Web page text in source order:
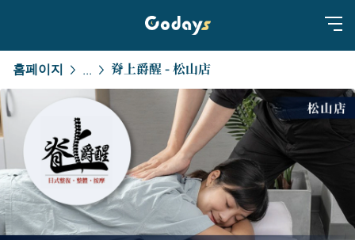
홈페이지 ... 脊上爵醒 - 松山店